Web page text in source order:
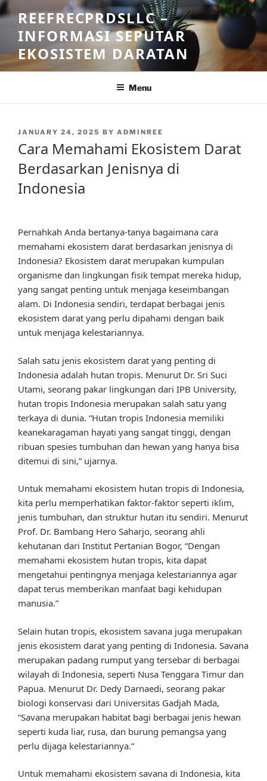
Skip
to
content
REEFRECPRDSLLC –
INFORMASI SEPUTAR
EKOSISTEM DARATAN
Menu
POSTED
JANUARY 24, 2025 BY ADMINREE
Cara Memahami Ekosistem Darat
Berdasarkan Jenisnya di
Indonesia
Pernahkah Anda bertanya-tanya bagaimana cara
memahami ekosistem darat berdasarkan jenisnya di
Indonesia? Ekosistem darat merupakan kumpulan
organisme dan lingkungan fisik tempat mereka hidup,
yang sangat penting untuk menjaga keseimbangan
alam. Di Indonesia sendiri, terdapat berbagai jenis
ekosistem darat yang perlu dipahami dengan baik
untuk menjaga kelestariannya.
Salah satu jenis ekosistem darat yang penting di
Indonesia adalah hutan tropis. Menurut Dr. Sri Suci
Utami, seorang pakar lingkungan dari IPB University,
hutan tropis Indonesia merupakan salah satu yang
terkaya di dunia. “Hutan tropis Indonesia memiliki
keanekaragaman hayati yang sangat tinggi, dengan
ribuan spesies tumbuhan dan hewan yang hanya bisa
ditemui di sini,” ujarnya.
Untuk memahami ekosistem hutan tropis di Indonesia,
kita perlu memperhatikan faktor-faktor seperti iklim,
jenis tumbuhan, dan struktur hutan itu sendiri. Menurut
Prof. Dr. Bambang Hero Saharjo, seorang ahli
kehutanan dari Institut Pertanian Bogor, “Dengan
memahami ekosistem hutan tropis, kita dapat
mengetahui pentingnya menjaga kelestariannya agar
dapat terus memberikan manfaat bagi kehidupan
manusia.”
Selain hutan tropis, ekosistem savana juga merupakan
jenis ekosistem darat yang penting di Indonesia. Savana
merupakan padang rumput yang tersebar di berbagai
wilayah di Indonesia, seperti Nusa Tenggara Timur dan
Papua. Menurut Dr. Dedy Darnaedi, seorang pakar
biologi konservasi dari Universitas Gadjah Mada,
“Savana merupakan habitat bagi berbagai jenis hewan
seperti kuda liar, rusa, dan burung pemangsa yang
perlu dijaga kelestariannya.”
Untuk memahami ekosistem savana di Indonesia, kita